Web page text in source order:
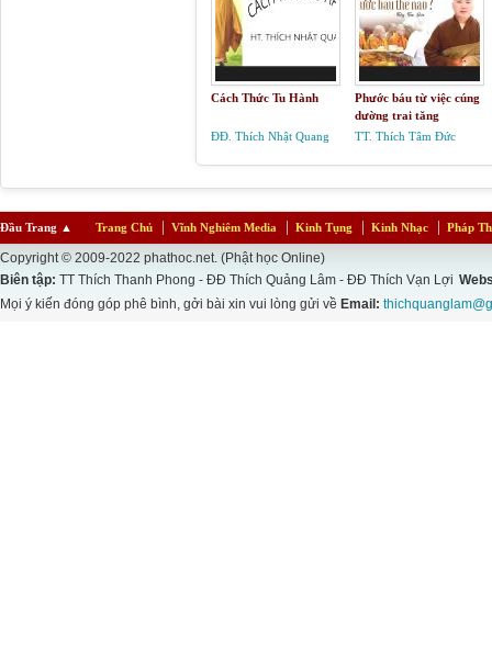
Cách Thức Tu Hành
ĐĐ. Thích Nhật Quang
Phước báu từ việc cúng
dường trai tăng
TT. Thích Tâm Đức
Đầu Trang ▲ Trang Chủ Vĩnh Nghiêm Media Kinh Tụng Kinh Nhạc Pháp
Copyright © 2009-2022 phathoc.net. (Phật học Online)
Biên tập: TT Thích Thanh Phong - ĐĐ Thích Quảng Lâm - ĐĐ Thích Vạn Lợi
Mọi ý kiến đóng góp phê bình, gởi bài xin vui lòng gửi về Email: